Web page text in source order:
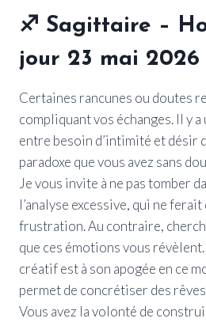
♐ Sagittaire –
jour 23 mai 2026
Certaines rancunes ou doutes
compliquant vos échanges. Il y
entre besoin d’intimité et désir
paradoxe que vous avez sans
Je vous invite à ne pas tomber
l’analyse excessive, qui ne
frustration. Au contraire,
que ces émotions vous
créatif est à son apogée en ce
permet de concrétiser des
Vous avez la volonté de